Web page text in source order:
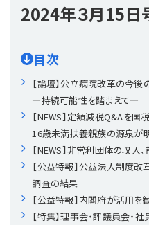
理事会
評議員会・社員総会
理事・監事
評議員
登記関連
会計・税務
定期提出書類
会計処理
寄附
税務
労務
労務
労務管理
給与計算
法改正-労務
法務
法務
利益相反取引
個人情報
経営
経営
資産運用
連載
連載
【連載】公益法人制度のリ
無料記事
2024年３月15日
目次
【論壇】公立病院改革の今後
―持続可能性を踏まえて―
【NEWS】定額減税Q&Aを国
16歳未満扶養親族の源泉が
【NEWS】非営利団体の収入
【公益特報】公益法人制度
調査の結果
【公益特報】内閣府が活用
【特集】理事会・評議員会・